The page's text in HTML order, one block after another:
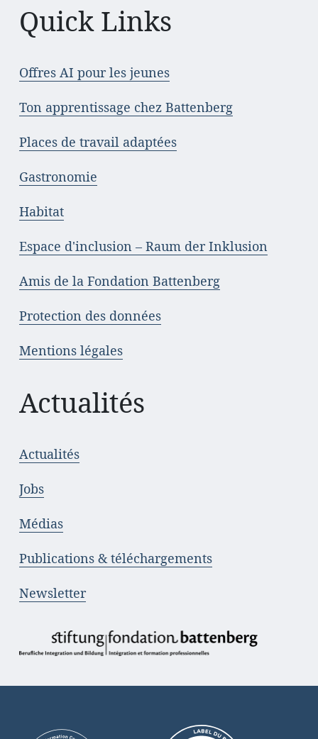
Quick Links
Offres AI pour les jeunes
Ton apprentissage chez Battenberg
Places de travail adaptées
Gastronomie
Habitat
Espace d'inclusion – Raum der Inklusion
Amis de la Fondation Battenberg
Protection des données
Mentions légales
Actualités
Actualités
Jobs
Médias
Publications & téléchargements
Newsletter